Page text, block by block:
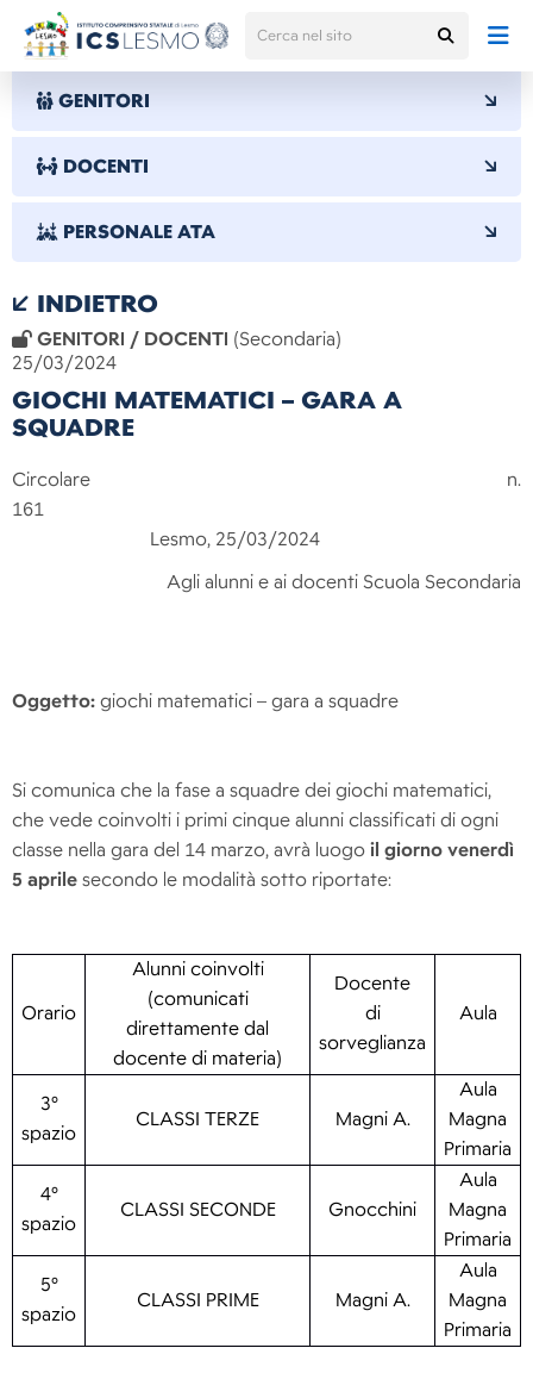
GENITORI
DOCENTI
PERSONALE ATA
INDIETRO
GENITORI / DOCENTI (Secondaria)
25/03/2024
GIOCHI MATEMATICI – GARA A
SQUADRE
Circolare n.
161
Lesmo, 25/03/2024
Agli alunni e ai docenti Scuola Secondaria
Oggetto: giochi matematici – gara a squadre
Si comunica che la fase a squadre dei giochi matematici,
che vede coinvolti i primi cinque alunni classificati di ogni
classe nella gara del 14 marzo, avrà luogo il giorno venerdì
5 aprile secondo le modalità sotto riportate:
Orario
Alunni coinvolti
(comunicati
direttamente dal
docente di materia)
Docente
di
sorveglianza
Aula
3°
spazio
CLASSI TERZE Magni A.
Aula
Magna
Primaria
4°
spazio
CLASSI SECONDE Gnocchini
Aula
Magna
Primaria
5°
spazio
CLASSI PRIME Magni A.
Aula
Magna
Primaria